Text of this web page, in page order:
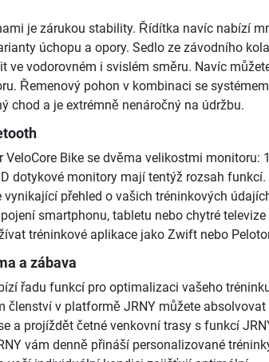
je zárukou stability. Řídítka navíc nabízí
úchopu a opory. Sedlo ze závodního
ve vodorovném i svislém směru. Navíc
Řemenový pohon v kombinaci se systémem
chod a je extrémně nenáročný na údržbu.
Bike se dvěma velikostmi monitoru:
dotykové monitory mají tentýž rozsah funkcí.
přehled o vašich tréninkových
smartphonu, tabletu nebo chytré televize
tréninkové aplikace jako Zwift nebo
a zábava
řadu funkcí pro optimalizaci vašeho
členství v platformě JRNY můžete absolvovat
a projíždět četné venkovní trasy s funkcí
vám denně přináší personalizované